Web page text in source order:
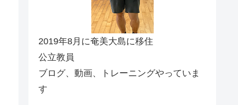
2019年8月に奄美大島に移住
公立教員
ブログ、動画、トレーニングやっていま
す